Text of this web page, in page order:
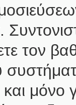
τον
και